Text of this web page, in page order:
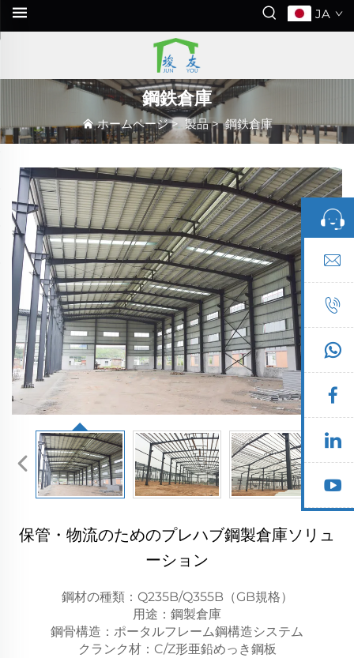
JA
鋼鉄倉庫
ホームページ>製品>鋼鉄倉庫
保管・物流のためのプレハブ鋼製倉庫ソリュ
ーション
鋼材の種類：Q235B/Q355B（GB規格）
用途：鋼製倉庫
鋼骨構造：ポータルフレーム鋼構造システム
クランク材：C/Z形亜鉛めっき鋼板